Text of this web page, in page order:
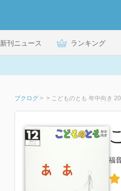
新刊ニュース ランキング
ブクログ > > こどものとも 年中向き
福